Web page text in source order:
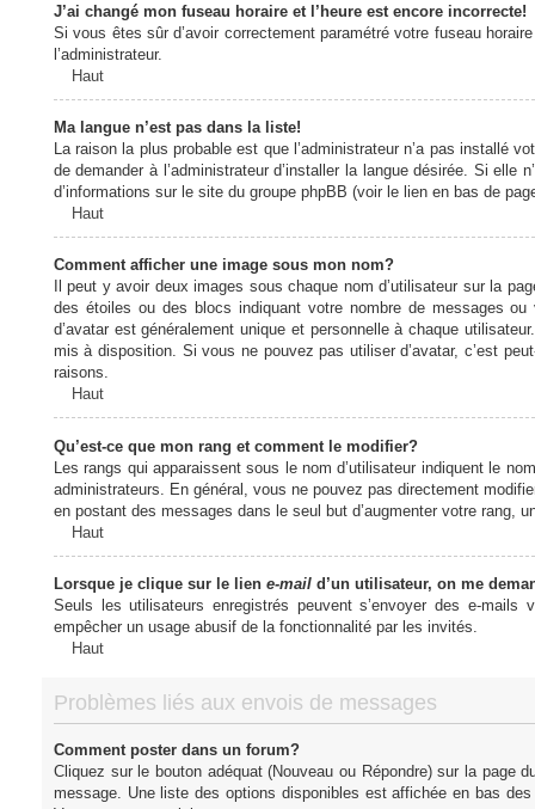
J’ai changé mon fuseau horaire et l’heure est encore incorrecte!
Si vous êtes sûr d’avoir correctement paramétré votre fuseau
l’administrateur.
Haut
Ma langue n’est pas dans la liste!
La raison la plus probable est que l’administrateur n’a pas installé
de demander à l’administrateur d’installer la langue désirée. Si
d’informations sur le site du groupe phpBB (voir le lien en bas de
Haut
Comment afficher une image sous mon nom?
Il peut y avoir deux images sous chaque nom d’utilisateur sur la
des étoiles ou des blocs indiquant votre nombre de messages
d’avatar est généralement unique et personnelle à chaque
mis à disposition. Si vous ne pouvez pas utiliser d’avatar, c’est
raisons.
Haut
Qu’est-ce que mon rang et comment le modifier?
Les rangs qui apparaissent sous le nom d’utilisateur indiquent le
administrateurs. En général, vous ne pouvez pas directement
en postant des messages dans le seul but d’augmenter votre rang,
Haut
Lorsque je clique sur le lien e-maild’un utilisateur, on me
Seuls les utilisateurs enregistrés peuvent s’envoyer des e-
empêcher un usage abusif de la fonctionnalité par les invités.
Haut
Problèmes liés aux envois de messages
Comment poster dans un forum?
Cliquez sur le bouton adéquat (Nouveau ou Répondre) sur la page
message. Une liste des options disponibles est affichée en bas